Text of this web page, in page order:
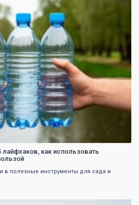
как использовать
в полезные инструменты для сада и